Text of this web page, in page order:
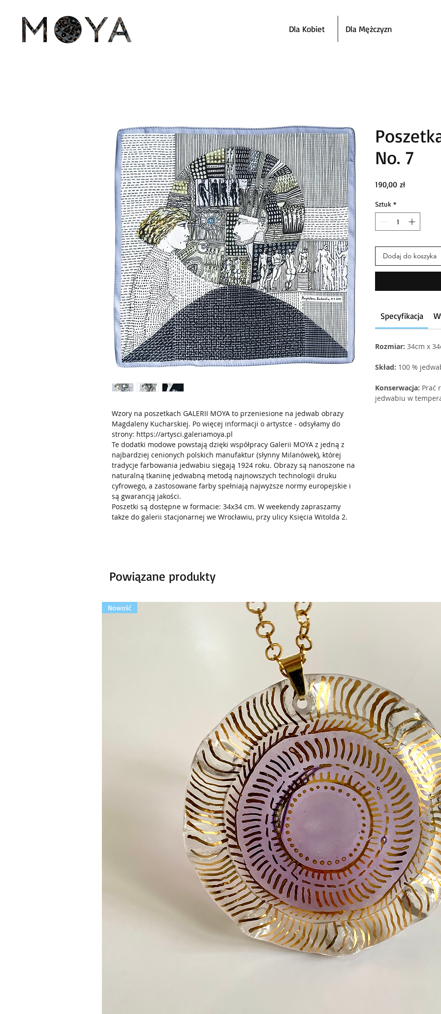
Dla Kobiet Dla Mężczyzn
Wzory na poszetkach GALERII MOYA to przeniesione na jedwab obrazy
Magdaleny Kucharskiej. Po więcej informacji o artystce - odsyłamy do
strony: https://artysci.galeriamoya.pl
Te dodatki modowe powstają dzięki współpracy Galerii MOYA z jedną z
najbardziej cenionych polskich manufaktur (słynny Milanówek), której
tradycje farbowania jedwabiu sięgają 1924 roku. Obrazy są nanoszone na
naturalną tkaninę jedwabną metodą najnowszych technologii druku
cyfrowego, a zastosowane farby spełniają najwyższe normy europejskie i
są gwarancją jakości.
Poszetki są dostępne w formacie: 34x34 cm. W weekendy zapraszamy
także do galerii stacjonarnej we Wrocławiu, przy ulicy Księcia Witolda 2.
No. 7
190,00 złCena
Sztuk *
Dodaj do koszyka
Specyfikacja
Rozmiar: 34cm x
Skład: 100 %
Konserwacja: Prać
jedwabiu w
Powiązane produkty
Nowość